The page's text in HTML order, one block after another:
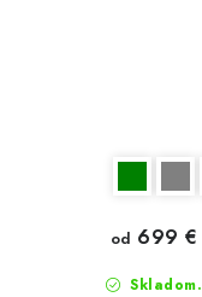
Skladom.
od 699 €